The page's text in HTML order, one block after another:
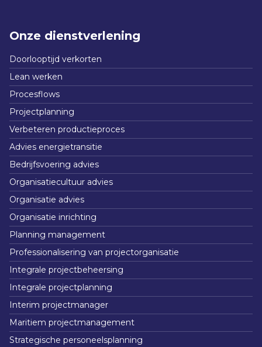
Onze dienstverlening
Doorlooptijd verkorten
Lean werken
Procesflows
Projectplanning
Verbeteren productieproces
Advies energietransitie
Bedrijfsvoering advies
Organisatiecultuur advies
Organisatie advies
Organisatie inrichting
Planning management
Professionalisering van projectorganisatie
Integrale projectbeheersing
Integrale projectplanning
Interim projectmanager
Maritiem projectmanagement
Strategische personeelsplanning